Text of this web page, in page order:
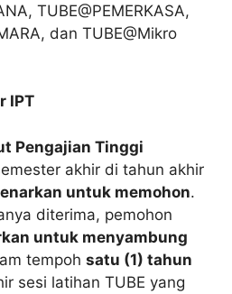
TUBE@PEMERKASA,
dan TUBE@Mikro
IPT
Pengajian Tinggi
akhir di tahun akhir
untuk memohon.
diterima, pemohon
untuk menyambung
tempoh satu (1) tahun
sesi latihan TUBE yang